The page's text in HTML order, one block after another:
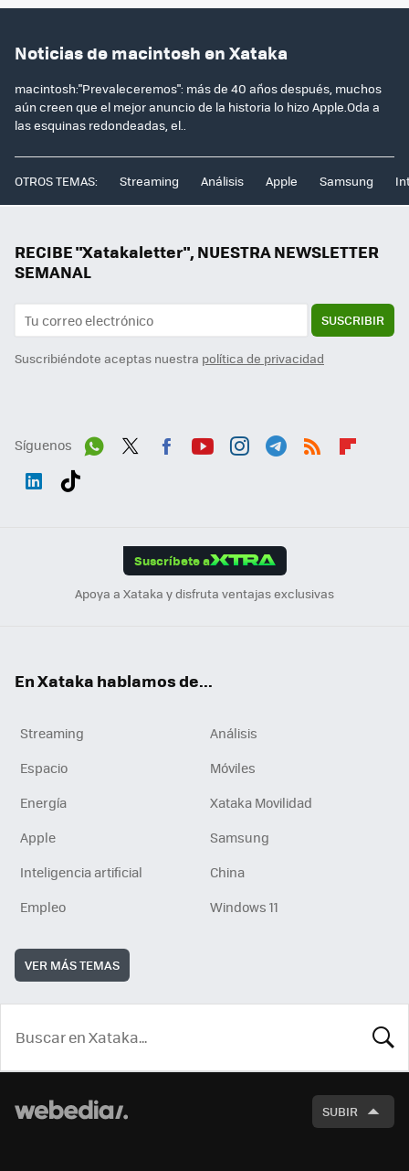
Noticias de macintosh en Xataka
macintosh:"Prevaleceremos": más de 40 años después, muchos
aún creen que el mejor anuncio de la historia lo hizo Apple.Oda a
las esquinas redondeadas, el..
OTROS TEMAS: Streaming Análisis Apple Samsung
RECIBE "Xatakaletter", NUESTRA NEWSLETTER
SEMANAL
SUSCRIBIR
Suscribiéndote aceptas nuestra política de privacidad
Síguenos
Suscríbete a
Apoya a Xataka y disfruta ventajas exclusivas
En Xataka hablamos de...
Streaming
Análisis
Espacio
Móviles
Energía
Xataka Movilidad
Apple
Samsung
Inteligencia artificial
China
Empleo
Windows 11
VER MÁS TEMAS
SUBIR